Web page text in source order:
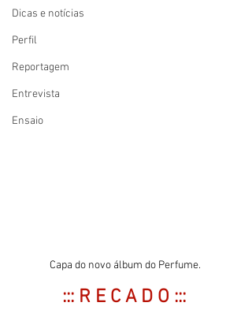
Dicas e notícias
Perfil
Reportagem
Entrevista
Ensaio
Capa do novo álbum do Perfume.
::: R E C A D O :::